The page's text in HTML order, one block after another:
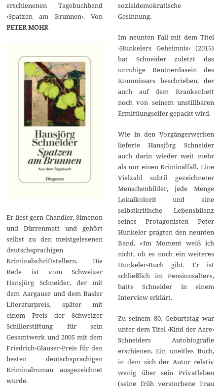
erschienenen Tagebuchband
›Spatzen am Brunnen‹. Von
PETER MOHR
Er liest gern Chandler, Simenon
und Dürrenmatt und gehört
selbst zu den meistgelesenen
deutschsprachigen
Kriminalschriftstellern. Die
Rede ist vom Schweizer
Hansjörg Schneider, der mit
dem Aargauer und dem Basler
Literaturpreis, später mit
einem Preis der Schweizer
Schillerstiftung für sein
Gesamtwerk und 2005 mit dem
Friedrich-Glauser-Preis für den
besten deutschsprachigen
Kriminalroman ausgezeichnet
wurde.
sozialdemokratische
Gesinnung.
Im neunten Fall mit dem Titel
›Hunkelers Geheimnis‹ (2015)
hat Schneider zuletzt das
unruhige Rentnerdasein des
Kommissars beschrieben, der
auch auf dem Krankenbett
noch von seinem unstillbaren
Ermittlungseifer gepackt wird.
Wie in den Vorgängerwerken
lieferte Hansjörg Schneider
auch darin wieder weit mehr
als nur einen Kriminalfall. Eine
Vielzahl subtil gezeichneter
Menschenbilder, jede Menge
Lokalkolorit und eine
selbstkritische Lebensbilanz
seines Protagonisten Peter
Hunkeler prägten den neunten
Band. »Im Moment weiß ich
nicht, ob es noch ein weiteres
Hunkeler-Buch gibt. Er ist
schließlich im Pensionsalter«,
hatte Schneider in einem
Interview erklärt.
Zu seinem 80. Geburtstag war
unter dem Titel ›Kind der Aare‹
Schneiders Autobiografie
erschienen. Ein uneitles Buch,
in dem sich der Autor relativ
wenig über sein Privatleben
(seine früh verstorbene Frau